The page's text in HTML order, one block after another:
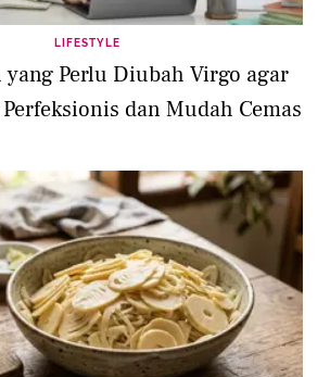
LIFESTYLE
yang Perlu Diubah Virgo agar
dan Mudah Cemas